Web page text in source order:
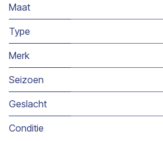
Maat
Type
Merk
Seizoen
Geslacht
Conditie